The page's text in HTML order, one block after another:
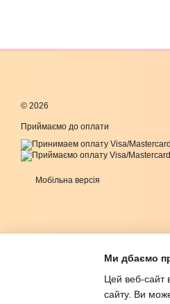
© 2026
Приймаємо до оплати
Мобільна версія
Ми дбаємо
Цей веб-сайт
сайту. Ви